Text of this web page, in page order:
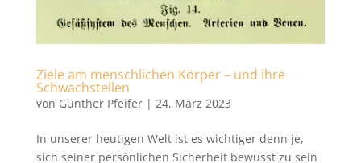
Ziele am menschlichen Körper – und ihre
Schwachstellen
von Günther Pfeifer| 24, März 2023
In unserer heutigen Welt ist es wichtiger denn je,
sich seiner persönlichen Sicherheit bewusst zu sein